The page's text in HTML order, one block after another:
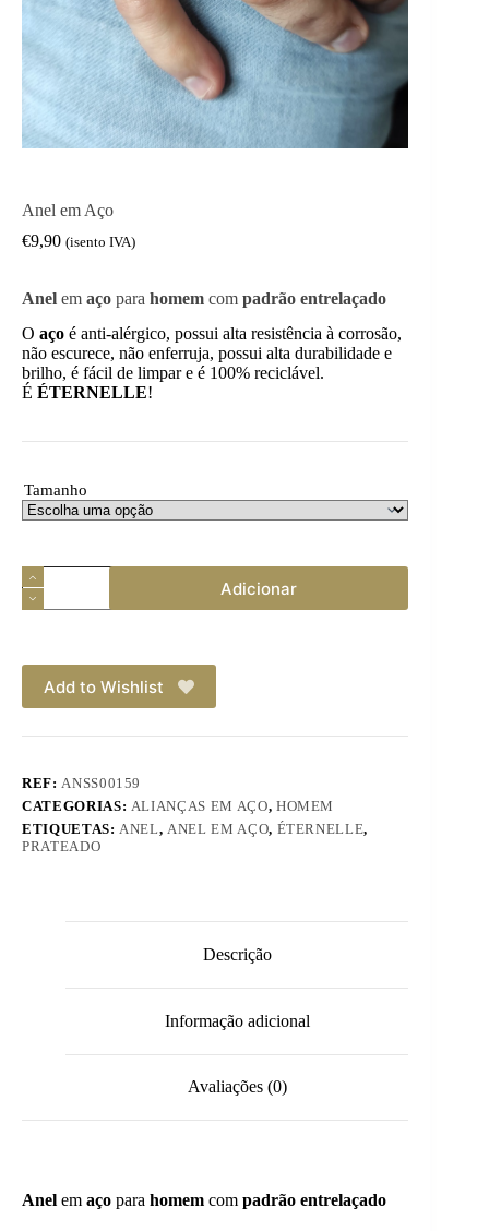
Anel em Aço
€9,90 (isento IVA)
Anel em aço para homem com padrão entrelaçado
O aço é anti-alérgico, possui alta resistência à corrosão,
não escurece, não enferruja, possui alta durabilidade e
brilho, é fácil de limpar e é 100% reciclável.
É ÉTERNELLE!
Tamanho
Quantidade
de
Anel
Adicionar
Add to Wishlist
REF:ANSS00159
CATEGORIAS: ALIANÇAS EM AÇO, HOMEM
ETIQUETAS:ANEL,ANEL EM AÇO, ÉTERNELLE,
PRATEADO
Descrição
Informação adicional
Avaliações (0)
Anel em aço para homem com padrão entrelaçado